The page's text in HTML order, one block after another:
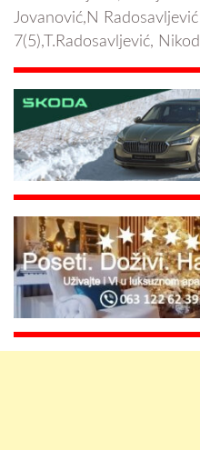
Jovanović,N
7(5),T.Radosavljević,